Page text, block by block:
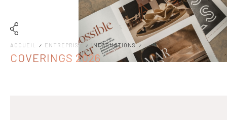
ACCUEIL ENTREPRISE INFORMATIONS
COVERINGS 2026